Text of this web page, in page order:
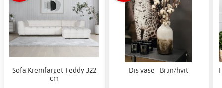
Sofa Kremfarget Teddy 322
cm
Dis vase - Brun/hvit